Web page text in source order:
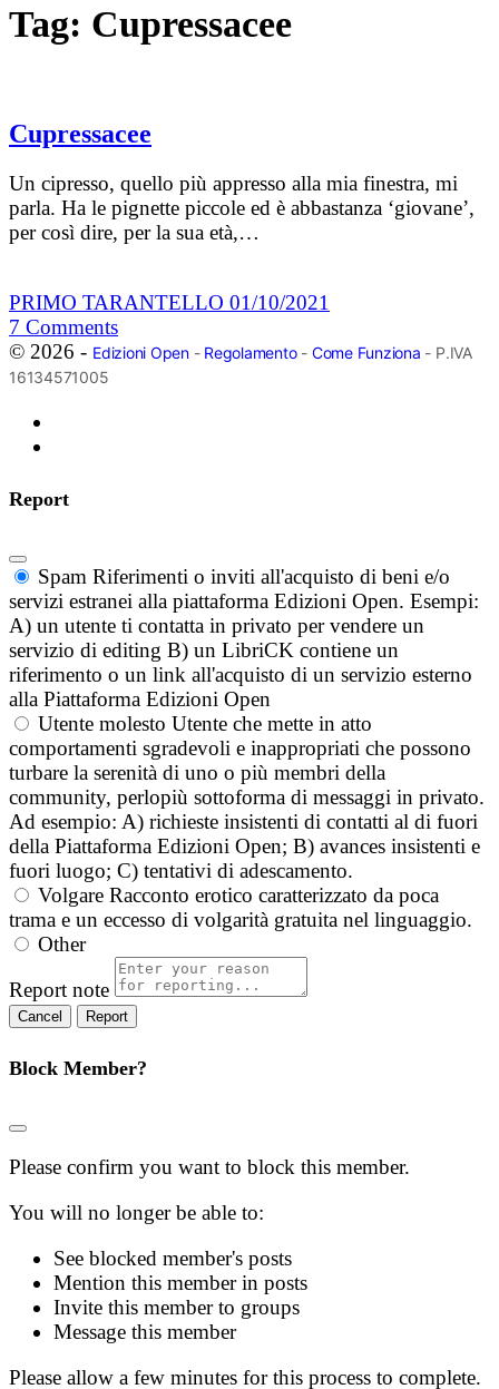
Tag: Cupressacee
Cupressacee
Un cipresso, quello più appresso alla mia finestra, mi
parla. Ha le pignette piccole ed è abbastanza ‘giovane’,
per così dire, per la sua età,…
PRIMO TARANTELLO 01/10/2021
7 Comments
© 2026 - Edizioni Open- Regolamento- Come Funziona - P.IVA
16134571005
Report
Spam Riferimenti o inviti all'acquisto di beni e/o
servizi estranei alla piattaforma Edizioni Open. Esempi:
A) un utente ti contatta in privato per vendere un
servizio di editing B) un LibriCK contiene un
riferimento o un link all'acquisto di un servizio esterno
alla Piattaforma Edizioni Open
Utente molesto Utente che mette in atto
comportamenti sgradevoli e inappropriati che possono
turbare la serenità di uno o più membri della
community, perlopiù sottoforma di messaggi in privato.
Ad esempio: A) richieste insistenti di contatti al di fuori
della Piattaforma Edizioni Open; B) avances insistenti e
fuori luogo; C) tentativi di adescamento.
Volgare Racconto erotico caratterizzato da poca
trama e un eccesso di volgarità gratuita nel linguaggio.
Other
Report note
Report
Block Member?
Please confirm you want to block this member.
You will no longer be able to:
See blocked member's posts
Mention this member in posts
Invite this member to groups
Message this member
Please allow a few minutes for this process to complete.